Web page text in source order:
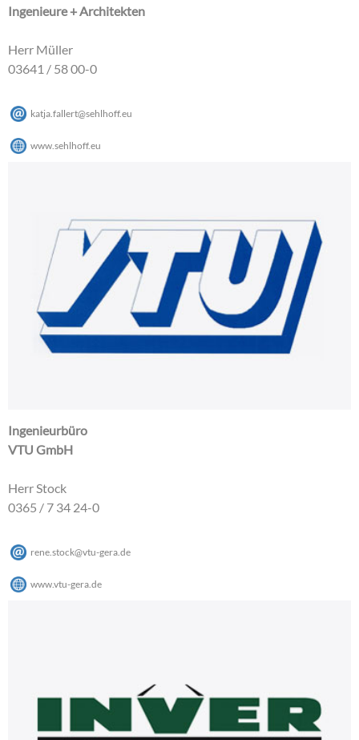
Ingenieure + Architekten
Herr Müller
03641 / 58 00-0
katja.fallert@sehlhoff.eu
www.sehlhoff.eu
Ingenieurbüro
VTU GmbH
Herr Stock
0365 / 7 34 24-0
rene.stock@vtu-gera de
www.vtu-gera.de